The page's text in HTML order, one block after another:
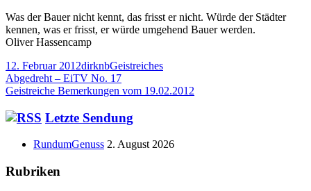
Was der Bauer nicht kennt, das frisst er nicht. Würde der Städter
kennen, was er frisst, er würde umgehend Bauer werden.
Oliver Hassencamp
Veröffentlicht
am
12. Februar 2012Autor
dirknbKategorien
Geistreiches
Beitragsnavigation
Vorheriger
Beitrag:
Abgedreht – EiTV No. 17
Nächster
Geistreiche Bemerkungen vom 19.02.2012
Haupt-
Seitenleiste
Letzte Sendung
RundumGenuss 2. August 2026
Rubriken